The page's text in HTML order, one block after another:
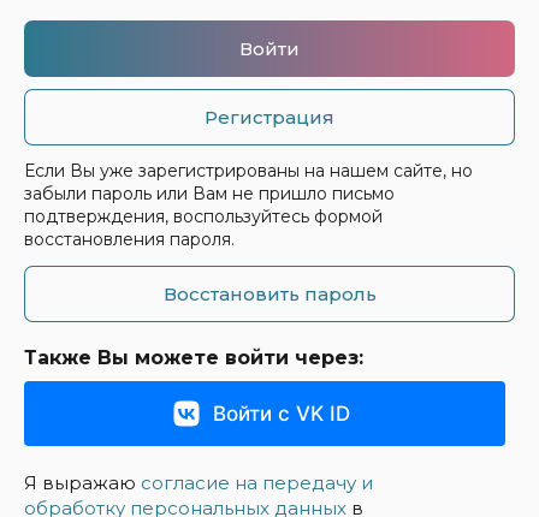
Войти
Регистрация
Если Вы уже зарегистрированы на нашем сайте, но
забыли пароль или Вам не пришло письмо
подтверждения, воспользуйтесь формой
восстановления пароля.
Восстановить пароль
Также Вы можете войти через:
Войти с VK ID
Я выражаю согласие на передачу и
обработку персональных данных в